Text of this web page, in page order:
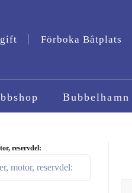
Förboka Båtplats
Bubbelhamn
reservdel: